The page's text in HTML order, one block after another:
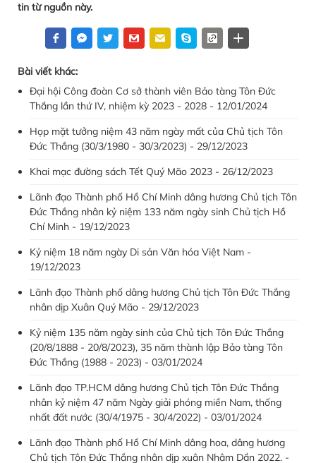
tin từ nguồn này.
Bài viết khác:
Đại hội Công đoàn Cơ sở thành viên Bảo tàng Tôn Đức
Thắng lần thứ IV, nhiệm kỳ 2023 - 2028 - 12/01/2024
Họp mặt tưởng niệm 43 năm ngày mất của Chủ tịch Tôn
Đức Thắng (30/3/1980 - 30/3/2023) - 29/12/2023
Khai mạc đường sách Tết Quý Mão 2023 - 26/12/2023
Lãnh đạo Thành phố Hồ Chí Minh dâng hương Chủ tịch Tôn
Đức Thắng nhân kỷ niệm 133 năm ngày sinh Chủ tịch Hồ
Chí Minh - 19/12/2023
Kỷ niệm 18 năm ngày Di sản Văn hóa Việt Nam -
19/12/2023
Lãnh đạo Thành phố dâng hương Chủ tịch Tôn Đức Thắng
nhân dịp Xuân Quý Mão - 29/12/2023
Kỷ niệm 135 năm ngày sinh của Chủ tịch Tôn Đức Thắng
(20/8/1888 - 20/8/2023), 35 năm thành lập Bảo tàng Tôn
Đức Thắng (1988 - 2023) - 03/01/2024
Lãnh đạo TP.HCM dâng hương Chủ tịch Tôn Đức Thắng
nhân kỷ niệm 47 năm Ngày giải phóng miền Nam, thống
nhất đất nước (30/4/1975 - 30/4/2022) - 03/01/2024
Lãnh đạo Thành phố Hồ Chí Minh dâng hoa, dâng hương
Chủ tịch Tôn Đức Thắng nhân dịp xuân Nhâm Dần 2022. -